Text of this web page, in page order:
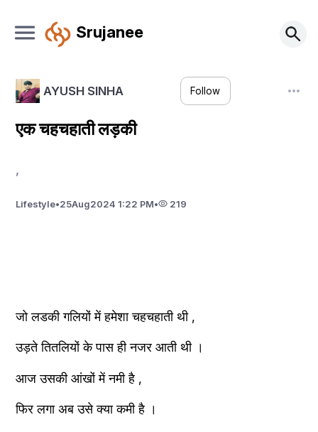
Srujanee
AYUSH SINHA Follow
एक चहचहाती लड़की
,
Lifestyle•25Aug2024 1:22 PM• 219
जो लडकी गलियों में हमेशा चहचहाती थी ,
उड़ते तितलियों के पास ही नजर आती थी ।
आज उसकी आंखों में नमी है ,
फिर लगा अब उसे क्या कमी है ।